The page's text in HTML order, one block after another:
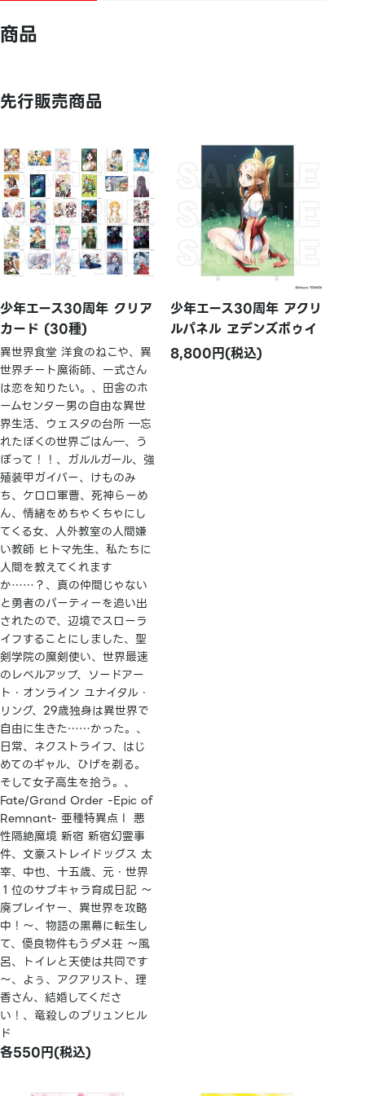
商品
先行販売商品
少年エース30周年 クリア
カード (30種)
異世界食堂 洋食のねこや、異
世界チート魔術師、一式さん
は恋を知りたい。、田舎のホ
ームセンター男の自由な異世
界生活、ウェスタの台所 ―忘
れたぼくの世界ごはん―、う
ぽって！！、ガルルガール、強
殖装甲ガイバー、けものみ
ち、ケロロ軍曹、死神らーめ
ん、情緒をめちゃくちゃにし
てくる女、人外教室の人間嫌
い教師 ヒトマ先生、私たちに
人間を教えてくれます
か……？、真の仲間じゃない
と勇者のパーティーを追い出
されたので、辺境でスローラ
イフすることにしました、聖
剣学院の魔剣使い、世界最速
のレベルアップ、ソードアー
ト・オンライン ユナイタル・
リング、29歳独身は異世界で
自由に生きた……かった。、
日常、ネクストライフ、はじ
めてのギャル、ひげを剃る。
そして女子高生を拾う。、
Fate/Grand Order -Epic of
Remnant- 亜種特異点Ⅰ 悪
性隔絶魔境 新宿 新宿幻霊事
件、文豪ストレイドッグス 太
宰、中也、十五歳、元・世界
１位のサブキャラ育成日記 ～
廃プレイヤー、異世界を攻略
中！～、物語の黒幕に転生し
て、優良物件もうダメ荘 ～風
呂、トイレと天使は共同です
～、よぅ、アクアリスト、理
香さん、結婚してくださ
い！、竜殺しのブリュンヒル
ド
各550円(税込)
少年エース30周年 アクリ
ルパネル ヱデンズボゥイ
8,800円(税込)